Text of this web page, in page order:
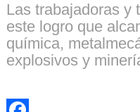
Las trabajadoras y
este logro que
química,
explosivos y